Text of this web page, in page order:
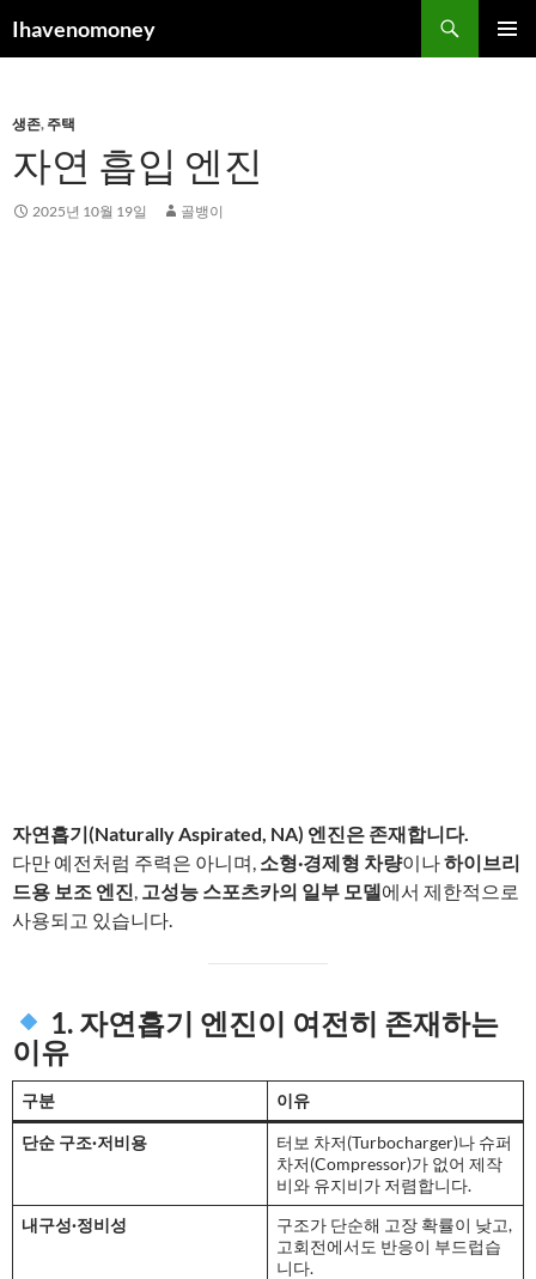
텐
건
너
뛰
기
Ihavenomoney
색
생존, 주택
자연 흡입 엔진
2025년 10월 19일 골뱅이
자연흡기(Naturally Aspirated, NA) 엔진은 존재합니다.
다만 예전처럼 주력은 아니며, 소형·경제형 차량이나하이브리
드용 보조 엔진, 고성능 스포츠카의 일부 모델에서 제한적으로
사용되고 있습니다.
1. 자연흡기 엔진이 여전히 존재하는
이유
구분 이유
단순 구조·저비용
터보 차저(Turbocharger)나 슈퍼
차저(Compressor)가 없어 제작
비와 유지비가 저렴합니다.
내구성·정비성
구조가 단순해 고장 확률이 낮고,
고회전에서도 반응이 부드럽습
니다.